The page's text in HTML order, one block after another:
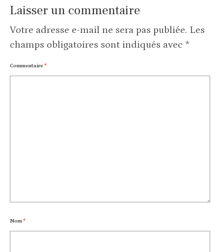
Laisser un commentaire
Votre adresse e-mail ne sera pas publiée. Les
champs obligatoires sont indiqués avec *
Commentaire *
Nom*